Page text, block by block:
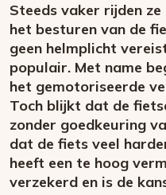
Steeds vaker rijden ze
het besturen van de
geen helmplicht
populair. Met name
het gemotoriseerde
Toch blijkt dat de
zonder goedkeuring
dat de fiets veel
heeft een te hoog
verzekerd en is de